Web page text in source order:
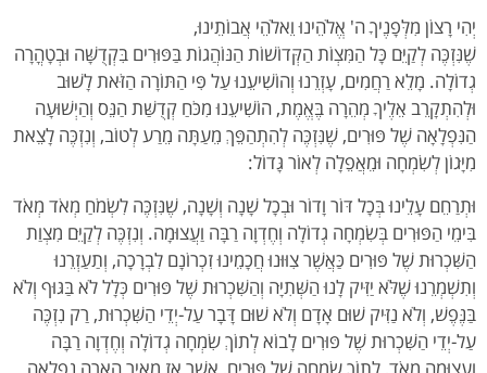
יְהִי רָצוֹן מִלְּפָנֶיךָ ה' אֱלֹהֵינוּ וֵאלֹהֵי אֲבוֹתֵינוּ,
שֶׁנִּזְכֶּה לְקַיֵּם כָּל הַמִּצְוֹת הַקְּדוֹשׁוֹת הַנּוֹהֲגוֹת בַּפּוּרִים בִּקְדֻשָּׁה וּבְטָהֳרָה
גְדוֹלָה. מָלֵא רַחֲמִים, עָזְרֵנוּ וְהוֹשִׁיעֵנוּ עַל פִּי הַתּוֹרָה הַזֹּאת לָשׁוּב
וּלְהִתְקָרֵב אֵלֶיךָ מְהֵרָה בֶּאֱמֶת, הוֹשִׁיעֵנוּ מִכֹּחַ קְדֻשַּׁת הַנֵּס וְהַיְשׁוּעָה
הַנִּפְלָאָה שֶׁל פּוּרִים, שֶׁנִּזְכֶּה לְהִתְהַפֵּךְ מֵעַתָּה מֵרַע לְטוֹב, וְנִזְכֶּה לָצֵאת
מִיָּגוֹן לְשִׂמְחָה וּמֵאֲפֵלָה לְאוֹר גָּדוֹל:
וּתְרַחֵם עָלֵינוּ בְּכָל דּוֹר וָדוֹר וּבְכָל שָׁנָה וְשָׁנָה, שֶׁנִּזְכֶּה לִשְׂמֹחַ מְאֹד מְאֹד
בִּימֵי הַפּוּרִים בְּשִׂמְחָה גְדוֹלָה וְחֶדְוָה רַבָּה וַעֲצוּמָה. וְנִזְכֶּה לְקַיֵּם מִצְוַת
הַשִּׁכְרוּת שֶׁל פּוּרִים כַּאֲשֶׁר צִוּוּנוּ חֲכָמֵינוּ זִכְרוֹנָם לִבְרָכָה, וְתַעַזְרֵנוּ
וְתִשְׁמְרֵנוּ שֶׁלֹּא יַזִּיק לָנוּ הַשְּׁתִיָּה וְהַשִּׁכְרוּת שֶׁל פּוּרִים כְּלָל לֹא בַּגּוּף וְלֹא
בַּנֶּפֶשׁ, וְלֹא נַזִּיק שׁוּם אָדָם וְלֹא שׁוּם דָּבָר עַל-יְדֵי הַשִּׁכְרוּת, רַק נִזְכֶּה
עַל-יְדֵי הַשִּׁכְרוּת שֶׁל פּוּרִים לָבוֹא לְתוֹךְ שִׂמְחָה גְדוֹלָה וְחֶדְוָה רַבָּה
וַעֲצוּמָה מְאֹד, לְתוֹךְ שִׂמְחָה שֶׁל פּוּרִים, אֲשֶׁר אָז מֵאִיר הֶאָרָה נִפְלָאָה